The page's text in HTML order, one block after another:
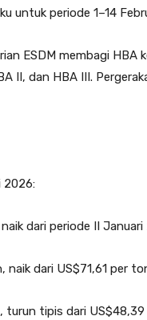
untuk periode 1–14
ESDM membagi HBA
II, dan HBA III.
2026:
naik dari periode II
naik dari US$71,61 per
turun tipis dari